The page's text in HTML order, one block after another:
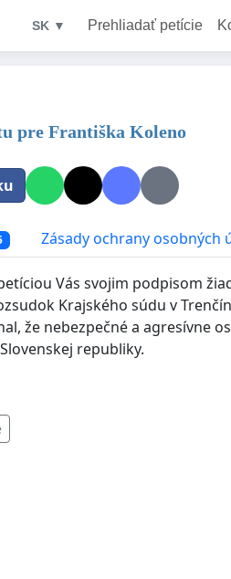
SK ▼ Prehliadať petície
pre Františka Koleno
Zásady ochrany osobných
Vás svojim podpisom
Krajského súdu v
že nebezpečné a agresívne
republiky.